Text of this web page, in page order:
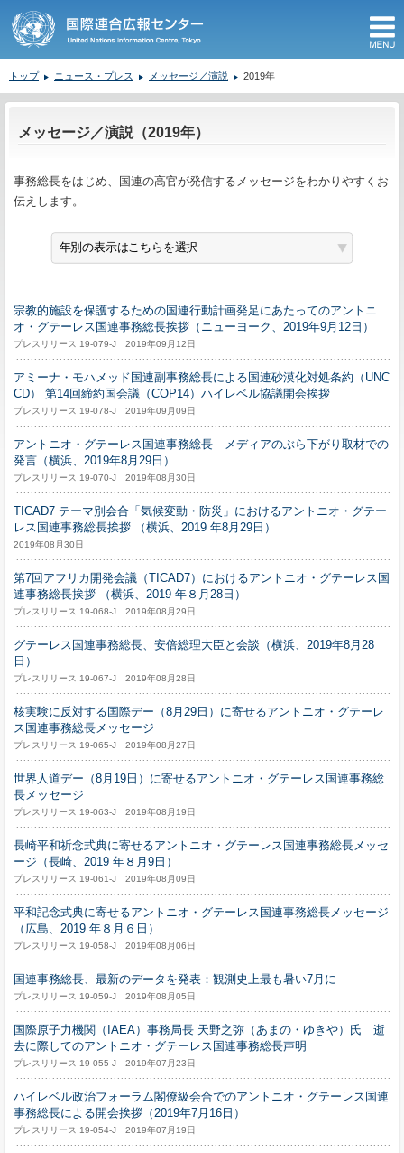
トップ ニュース・プレス メッセージ／演説 2019年
メッセージ／演説（2019年）
事務総長をはじめ、国連の高官が発信するメッセージをわかりやすくお
伝えします。
宗教的施設を保護するための国連行動計画発足にあたってのアントニ
オ・グテーレス国連事務総長挨拶（ニューヨーク、2019年9月12日）
プレスリリース 19-079-J 2019年09月12日
アミーナ・モハメッド国連副事務総長による国連砂漠化対処条約（UNC
CD） 第14回締約国会議（COP14）ハイレベル協議開会挨拶
プレスリリース 19-078-J 2019年09月09日
アントニオ・グテーレス国連事務総長 メディアのぶら下がり取材での
発言（横浜、2019年8月29日）
プレスリリース 19-070-J 2019年08月30日
TICAD7 テーマ別会合「気候変動・防災」におけるアントニオ・グテー
レス国連事務総長挨拶 （横浜、2019 年8月29日）
2019年08月30日
第7回アフリカ開発会議（TICAD7）におけるアントニオ・グテーレス国
連事務総長挨拶 （横浜、2019 年８月28日）
プレスリリース 19-068-J 2019年08月29日
グテーレス国連事務総長、安倍総理大臣と会談（横浜、2019年8月28
日）
プレスリリース 19-067-J 2019年08月28日
核実験に反対する国際デー（8月29日）に寄せるアントニオ・グテーレ
ス国連事務総長メッセージ
プレスリリース 19-065-J 2019年08月27日
世界人道デー（8月19日）に寄せるアントニオ・グテーレス国連事務総
長メッセージ
プレスリリース 19-063-J 2019年08月19日
長崎平和祈念式典に寄せるアントニオ・グテーレス国連事務総長メッセ
ージ（長崎、2019 年８月9日）
プレスリリース 19-061-J 2019年08月09日
平和記念式典に寄せるアントニオ・グテーレス国連事務総長メッセージ
（広島、2019 年８月６日）
プレスリリース 19-058-J 2019年08月06日
国連事務総長、最新のデータを発表：観測史上最も暑い7月に
プレスリリース 19-059-J 2019年08月05日
国際原子力機関（IAEA）事務局長 天野之弥（あまの・ゆきや）氏 逝
去に際してのアントニオ・グテーレス国連事務総長声明
プレスリリース 19-055-J 2019年07月23日
ハイレベル政治フォーラム閣僚級会合でのアントニオ・グテーレス国連
事務総長による開会挨拶（2019年7月16日）
プレスリリース 19-054-J 2019年07月19日